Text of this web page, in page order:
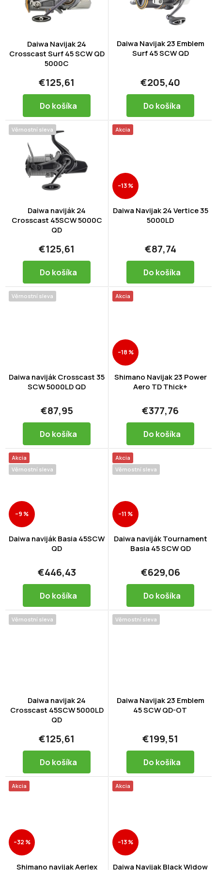
u
Daiwa Navijak 24
Crosscast Surf 45 SCW QD
5000C
€125,61
Do košíka
Daiwa Navijak 23 Emblem
Surf 45 SCW QD
€205,40
Do košíka
Věrnostní sleva
Daiwa naviják 24
Crosscast 45SCW 5000C
QD
€125,61
Do košíka
Akcia
–13 %
Daiwa Navijak 24 Vertice 35
5000LD
€87,74
Do košíka
Věrnostní sleva
Daiwa naviják Crosscast 35
SCW 5000LD QD
€87,95
Do košíka
Akcia
–18 %
Shimano Navijak 23 Power
Aero TD Thick+
€377,76
Do košíka
Akcia
Věrnostní sleva
–9 %
Daiwa naviják Basia 45SCW
QD
€446,43
Do košíka
Akcia
Věrnostní sleva
–11 %
Daiwa naviják Tournament
Basia 45 SCW QD
€629,06
Do košíka
Věrnostní sleva
Daiwa navijak 24
Crosscast 45SCW 5000LD
QD
€125,61
Do košíka
Věrnostní sleva
Daiwa Navijak 23 Emblem
45 SCW QD-OT
€199,51
Do košíka
Akcia
–32 %
Shimano navijak Aerlex
Akcia
–13 %
Daiwa Navijak Black Widow